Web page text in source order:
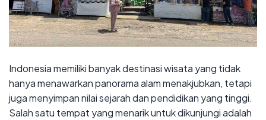
Indonesia memiliki banyak destinasi wisata yang tidak
hanya menawarkan panorama alam menakjubkan, tetapi
juga menyimpan nilai sejarah dan pendidikan yang tinggi.
Salah satu tempat yang menarik untuk dikunjungi adalah